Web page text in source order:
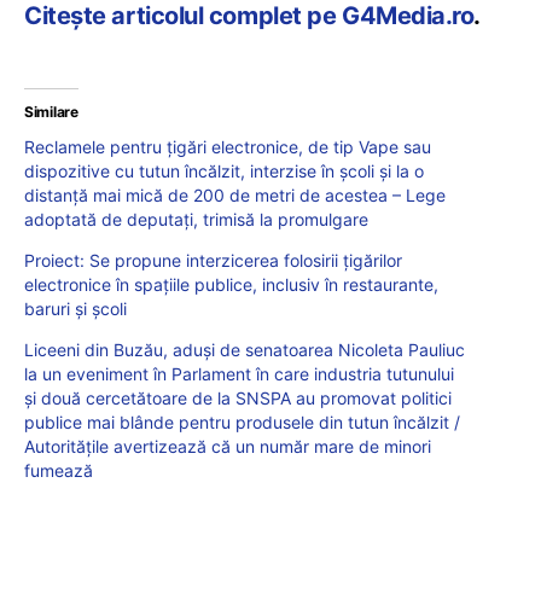
Citește articolul complet pe G4Media.ro.
Similare
Reclamele pentru țigări electronice, de tip Vape sau
dispozitive cu tutun încălzit, interzise în școli și la o
distanță mai mică de 200 de metri de acestea – Lege
adoptată de deputați, trimisă la promulgare
Proiect: Se propune interzicerea folosirii țigărilor
electronice în spațiile publice, inclusiv în restaurante,
baruri și școli
Liceeni din Buzău, aduși de senatoarea Nicoleta Pauliuc
la un eveniment în Parlament în care industria tutunului
și două cercetătoare de la SNSPA au promovat politici
publice mai blânde pentru produsele din tutun încălzit /
Autoritățile avertizează că un număr mare de minori
fumează